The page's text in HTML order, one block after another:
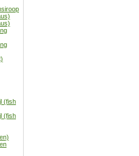
(fish
(fish